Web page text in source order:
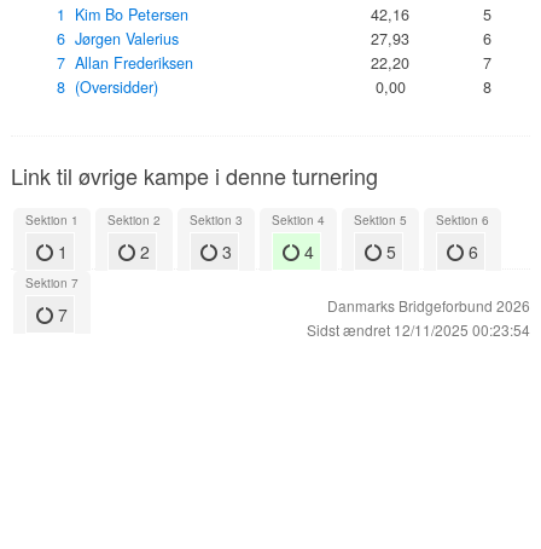
1 Kim Bo Petersen
42,16
5
6 Jørgen Valerius
27,93
6
7 Allan Frederiksen
22,20
7
8 (Oversidder)
0,00 8
Link til øvrige kampe i denne turnering
Sektion 1
1
Sektion 2
2
Sektion 3
3
Sektion 4
4
Sektion 5
5
Sektion 6
6
Sektion 7
7
Danmarks Bridgeforbund 2026
Sidst ændret 12/11/2025 00:23:54